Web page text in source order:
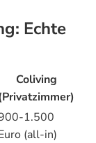
Echte
Coliving
1.500
(all-in)